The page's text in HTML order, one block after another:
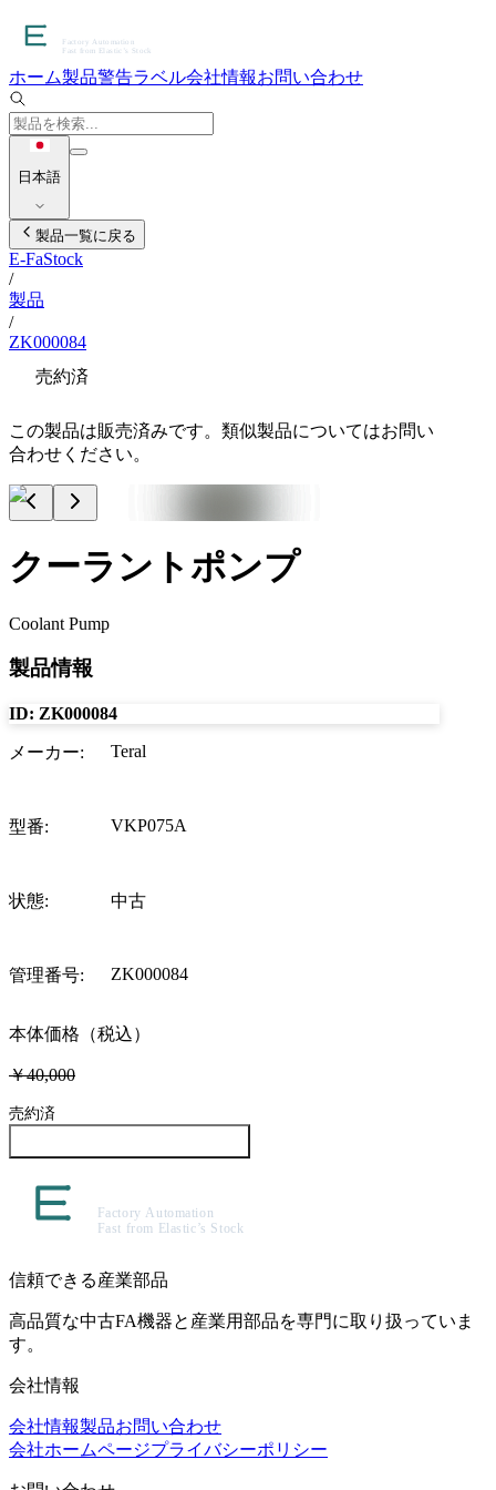
ホーム製品警告ラベル会社情報お問い合わせ
日本語
製品一覧に戻る
E-FaStock
/
製品
/
ZK000084
売約済
この製品は販売済みです。類似製品についてはお問い
合わせください。
クーラントポンプ
Coolant Pump
製品情報
ID: ZK000084
メーカー: Teral
型番: VKP075A
状態: 中古
管理番号: ZK000084
本体価格（税込）
￥40,000
売約済
信頼できる産業部品
高品質な中古FA機器と産業用部品を専門に取り扱っていま
す。
会社情報
会社情報製品お問い合わせ
会社ホームページプライバシーポリシー